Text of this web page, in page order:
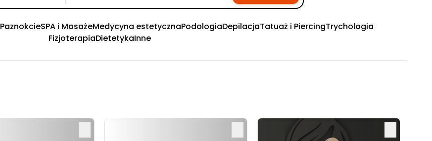
PaznokcieSPA i MasażeMedycyna estetycznaPodologiaDepilacjaTatuaż i PiercingTrychologia
FizjoterapiaDietetykaInne